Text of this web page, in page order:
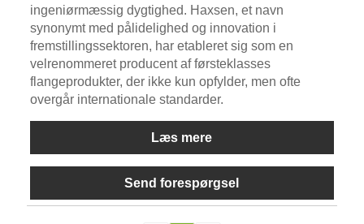
ingeniørmæssig dygtighed. Haxsen, et navn
synonymt med pålidelighed og innovation i
fremstillingssektoren, har etableret sig som en
velrenommeret producent af førsteklasses
flangeprodukter, der ikke kun opfylder, men ofte
overgår internationale standarder.
Læs mere
Send forespørgsel